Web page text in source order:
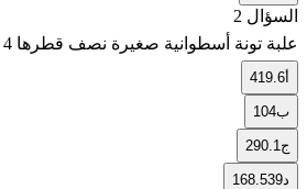
السؤال 2
علبة تونة أسطوانية صغيرة نصف قطرها 4 سم وارتفاعها 3.8 سم، وعلبة تونة أكبر ولكن متشابهة نصف قطرها 5.2 سم. ما حجم العلبة الأكبر؟ (قرب النتيجة إلى أقرب جزء من عشرة)
أ419.6
ب104
ج 290.1
د168.539